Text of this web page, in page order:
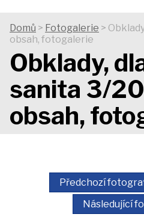
Praxe
Fotogalerie
Produkty
Domů > Fotogalerie >
obsah, fotogalerie
Obklady,
sanita 3/
obsah,
Předchozí
Následující